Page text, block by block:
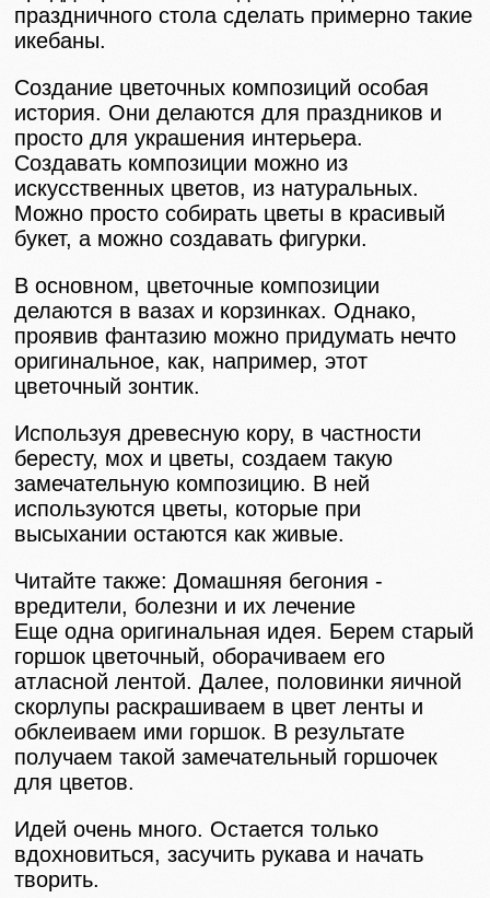
праздничного стола сделать примерно такие
икебаны.
Создание цветочных композиций особая
история. Они делаются для праздников и
просто для украшения интерьера.
Создавать композиции можно из
искусственных цветов, из натуральных.
Можно просто собирать цветы в красивый
букет, а можно создавать фигурки.
В основном, цветочные композиции
делаются в вазах и корзинках. Однако,
проявив фантазию можно придумать нечто
оригинальное, как, например, этот
цветочный зонтик.
Используя древесную кору, в частности
бересту, мох и цветы, создаем такую
замечательную композицию. В ней
используются цветы, которые при
высыхании остаются как живые.
Читайте также: Домашняя бегония -
вредители, болезни и их лечение
Еще одна оригинальная идея. Берем старый
горшок цветочный, оборачиваем его
атласной лентой. Далее, половинки яичной
скорлупы раскрашиваем в цвет ленты и
обклеиваем ими горшок. В результате
получаем такой замечательный горшочек
для цветов.
Идей очень много. Остается только
вдохновиться, засучить рукава и начать
творить.